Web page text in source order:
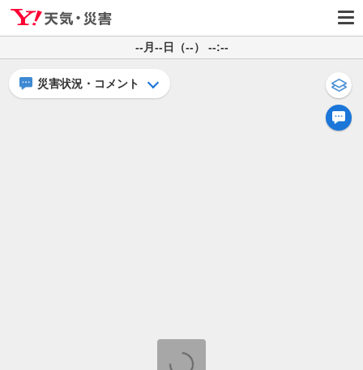
--月--日（--） --:--
災害状況・コメント